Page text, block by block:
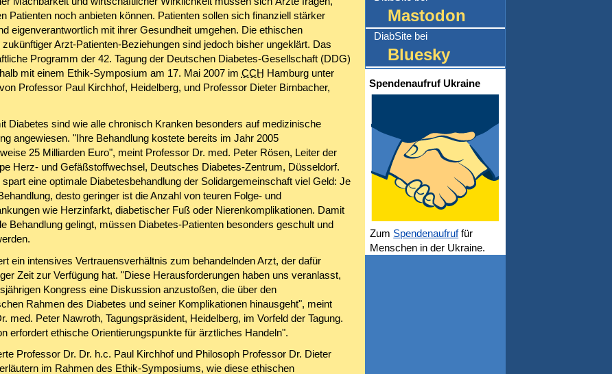
Patienten noch anbieten können. Patienten sollen sich finanziell stärker
eigenverantwortlich mit ihrer Gesundheit umgehen. Die ethischen
Arzt-Patienten-Beziehungen sind jedoch bisher ungeklärt. Das
Programm der 42. Tagung der Deutschen Diabetes-Gesellschaft (DDG)
mit einem Ethik-Symposium am 17. Mai 2007 im CCH Hamburg unter
Professor Paul Kirchhof, Heidelberg, und Professor Dieter Birnbacher,
Diabetes sind wie alle chronisch Kranken besonders auf medizinische
angewiesen. "Ihre Behandlung kostete bereits im Jahr 2005
25 Milliarden Euro", meint Professor Dr. med. Peter Rösen, Leiter der
Herz- und Gefäßstoffwechsel, Deutsches Diabetes-Zentrum, Düsseldorf.
eine optimale Diabetesbehandlung der Solidargemeinschaft viel Geld: Je
desto geringer ist die Anzahl von teuren Folge- und
wie Herzinfarkt, diabetischer Fuß oder Nierenkomplikationen. Damit
Behandlung gelingt, müssen Diabetes-Patienten besonders geschult und
ein intensives Vertrauensverhältnis zum behandelnden Arzt, der dafür
Zeit zur Verfügung hat. "Diese Herausforderungen haben uns veranlasst,
Kongress eine Diskussion anzustoßen, die über den
Rahmen des Diabetes und seiner Komplikationen hinausgeht", meint
med. Peter Nawroth, Tagungspräsident, Heidelberg, im Vorfeld der Tagung.
erfordert ethische Orientierungspunkte für ärztliches Handeln".
Professor Dr. Dr. h.c. Paul Kirchhof und Philosoph Professor Dr. Dieter
im Rahmen des Ethik-Symposiums, wie diese ethischen
Mastodon
DiabSite bei
Bluesky
Spendenaufruf Ukraine
Zum Spendenaufruffür
Menschen in der Ukraine.